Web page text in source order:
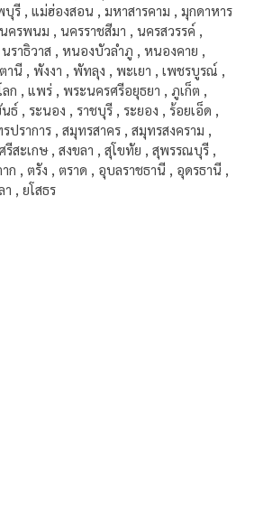
บุรี , แม่ฮ่องสอน , มหาสารคาม , มุกดาหาร
ครพนม , นครราชสีมา , นครสวรรค์ ,
ราธิวาส , หนองบัวลำภู , หนองคาย ,
, พังงา , พัทลุง , พะเยา , เพชรบูรณ์ ,
, แพร่ , พระนครศรีอยุธยา , ภูเก็ต ,
, ระนอง , ราชบุรี , ระยอง , ร้อยเอ็ด ,
ราการ , สมุทรสาคร , สมุทรสงคราม ,
สะเกษ , สงขลา , สุโขทัย , สุพรรณบุรี ,
, ตรัง , ตราด , อุบลราชธานี , อุดรธานี ,
, ยโสธร